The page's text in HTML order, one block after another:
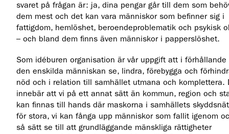
svaret på frågan är: ja, dina pengar går till dem som
dem mest och det kan vara människor som befinner sig i
fattigdom, hemlöshet, beroendeproblematik och psykisk
– och bland dem finns även människor i papperslöshet.
Som idéburen organisation är vår uppgift att i förhållande
den enskilda människan se, lindra, förebygga och
nöd och i relation till samhället utmana och komplettera.
innebär att vi på ett annat sätt än kommun, region och
kan finnas till hands där maskorna i samhällets
för stora, vi kan fånga upp människor som fallit igenom
så sätt se till att grundläggande mänskliga rättigheter